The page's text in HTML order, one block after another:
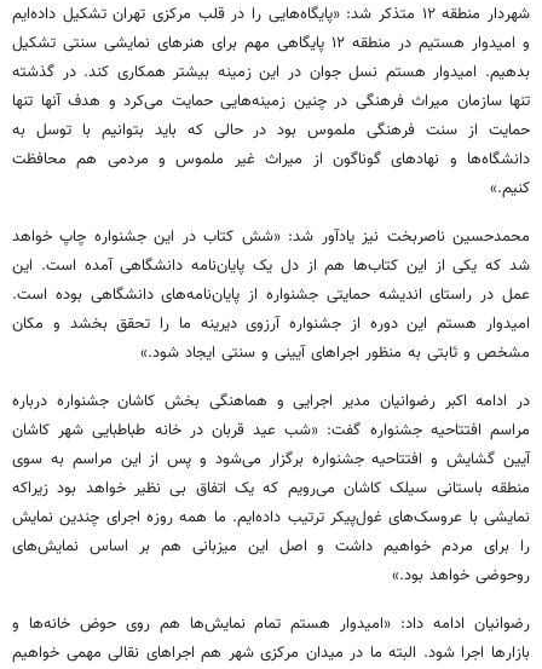
شهردار منطقه ۱۲ متذکر شد: «پایگاه‌هایی را در قلب مرکزی تهران تشکیل داده‌ایم
و امیدوار هستیم در منطقه ۱۲ پایگاهی مهم برای هنرهای نمایشی سنتی تشکیل
بدهیم. امیدوار هستم نسل جوان در این زمینه بیشتر همکاری کند. در گذشته
تنها سازمان میراث فرهنگی در چنین زمینه‌هایی حمایت می‌کرد و هدف آنها تنها
حمایت از سنت فرهنگی ملموس بود در حالی که باید بتوانیم با توسل به
دانشگاه‌ها و نهادهای گوناگون از میراث غیر ملموس و مردمی هم محافظت
کنیم.»
محمدحسین ناصربخت نیز یادآور شد: «شش کتاب در این جشنواره چاپ خواهد
شد که یکی از این کتاب‌ها هم از دل یک پایان‌نامه دانشگاهی آمده است. این
عمل در راستای اندیشه حمایتی جشنواره از پایان‌نامه‌های دانشگاهی بوده است.
امیدوار هستم این دوره از جشنواره آرزوی دیرینه ما را تحقق بخشد و مکان
مشخص و ثابتی به منظور اجراهای آیینی و سنتی ایجاد شود.»
در ادامه اکبر رضوانیان مدیر اجرایی و هماهنگی بخش کاشان جشنواره درباره
مراسم افتتاحیه جشنواره گفت: «شب عید قربان در خانه طباطبایی شهر کاشان
آیین گشایش و افتتاحیه جشنواره برگزار می‌شود و پس از این مراسم به سوی
منطقه باستانی سیلک کاشان می‌رویم که یک اتفاق بی نظیر خواهد بود زیراکه
نمایشی با عروسک‌های غول‌پیکر ترتیب داده‌ایم. ما همه روزه اجرای چندین نمایش
را برای مردم خواهیم داشت و اصل این میزبانی هم بر اساس نمایش‌های
روحوضی خواهد بود.»
رضوانیان ادامه داد: «امیدوار هستم تمام نمایش‌ها هم روی حوض خانه‌ها و
بازارها اجرا شود. البته ما در میدان مرکزی شهر هم اجراهای نقالی مهمی خواهیم